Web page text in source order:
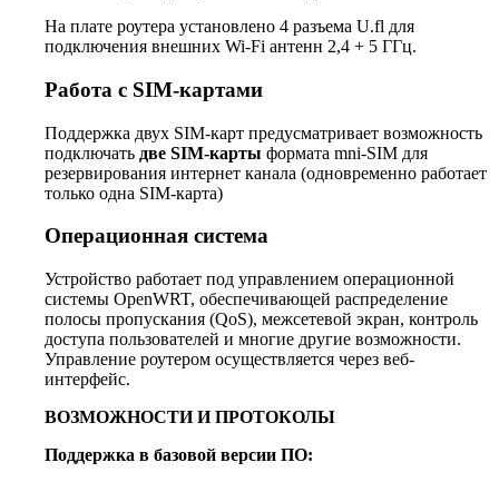
На плате роутера установлено 4 разъема U.fl для
подключения внешних Wi-Fi антенн 2,4 + 5 ГГц.
Работа с SIM-картами
Поддержка двух SIM-карт предусматривает возможность
подключать две SIM-карты формата mni-SIM для
резервирования интернет канала (одновременно работает
только одна SIM-карта)
Операционная система
Устройство работает под управлением операционной
системы OpenWRT, обеспечивающей распределение
полосы пропускания (QoS), межсетевой экран, контроль
доступа пользователей и многие другие возможности.
Управление роутером осуществляется через веб-
интерфейс.
ВОЗМОЖНОСТИ И ПРОТОКОЛЫ
Поддержка в базовой версии ПО: